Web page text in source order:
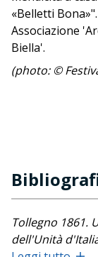
«Belletti
Associazione
Biella'.
(photo: ©
Tollegno 1861.
dell'Unità